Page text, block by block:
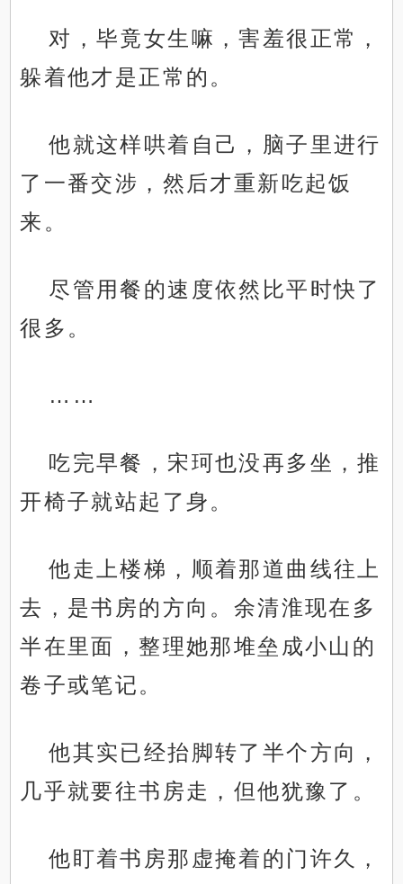
对，毕竟女生嘛，害羞很正常，
躲着他才是正常的。
他就这样哄着自己，脑子里进行
了一番交涉，然后才重新吃起饭
来。
尽管用餐的速度依然比平时快了
很多。
……
吃完早餐，宋珂也没再多坐，推
开椅子就站起了身。
他走上楼梯，顺着那道曲线往上
去，是书房的方向。余清淮现在多
半在里面，整理她那堆垒成小山的
卷子或笔记。
他其实已经抬脚转了半个方向，
几乎就要往书房走，但他犹豫了。
他盯着书房那虚掩着的门许久，